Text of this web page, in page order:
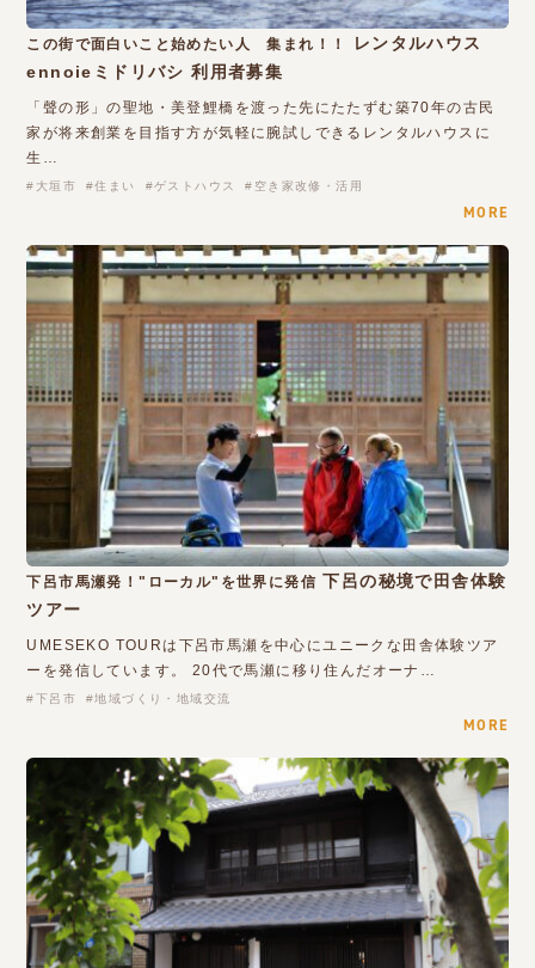
この街で面白いこと始めたい人 集まれ！！
レンタルハウス
ennoieミドリバシ 利用者募集
「聲の形」の聖地・美登鯉橋を渡った先にたたずむ築70年の古民
家が将来創業を目指す方が気軽に腕試しできるレンタルハウスに
生…
大垣市 住まい ゲストハウス 空き家改修・活用
MORE
下呂市馬瀬発！"ローカル"を世界に発信 下呂の秘境で田舎体験
ツアー
UMESEKO TOURは下呂市馬瀬を中心にユニークな田舎体験ツア
ーを発信しています。 20代で馬瀬に移り住んだオーナ…
下呂市 地域づくり・地域交流
MORE